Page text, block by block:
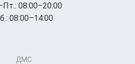
08:00–20:00
08:00–14:00
ДМС